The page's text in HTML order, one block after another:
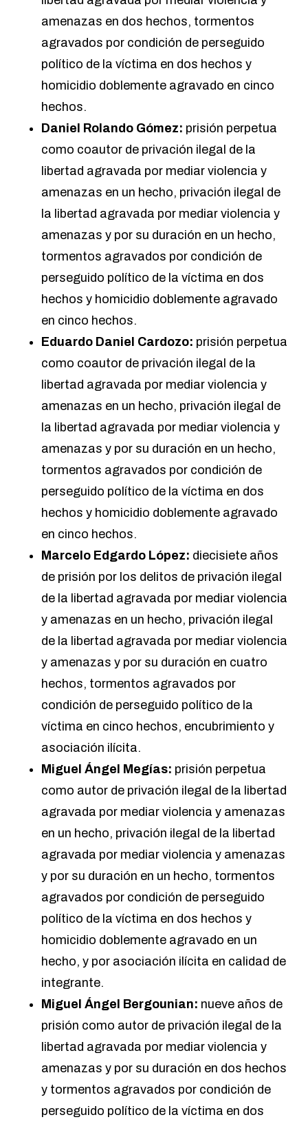
amenazas en dos hechos, tormentos
agravados por condición de perseguido
político de la víctima en dos hechos y
homicidio doblemente agravado en cinco
hechos.
Daniel Rolando Gómez: prisión perpetua
como coautor de privación ilegal de la
libertad agravada por mediar violencia y
amenazas en un hecho, privación ilegal de
la libertad agravada por mediar violencia y
amenazas y por su duración en un hecho,
tormentos agravados por condición de
perseguido político de la víctima en dos
hechos y homicidio doblemente agravado
en cinco hechos.
Eduardo Daniel Cardozo: prisión perpetua
como coautor de privación ilegal de la
libertad agravada por mediar violencia y
amenazas en un hecho, privación ilegal de
la libertad agravada por mediar violencia y
amenazas y por su duración en un hecho,
tormentos agravados por condición de
perseguido político de la víctima en dos
hechos y homicidio doblemente agravado
en cinco hechos.
Marcelo Edgardo López: diecisiete años
de prisión por los delitos de privación ilegal
de la libertad agravada por mediar violencia
y amenazas en un hecho, privación ilegal
de la libertad agravada por mediar violencia
y amenazas y por su duración en cuatro
hechos, tormentos agravados por
condición de perseguido político de la
víctima en cinco hechos, encubrimiento y
asociación ilícita.
Miguel Ángel Megías: prisión perpetua
como autor de privación ilegal de la libertad
agravada por mediar violencia y amenazas
en un hecho, privación ilegal de la libertad
agravada por mediar violencia y amenazas
y por su duración en un hecho, tormentos
agravados por condición de perseguido
político de la víctima en dos hechos y
homicidio doblemente agravado en un
hecho, y por asociación ilícita en calidad de
integrante.
Miguel Ángel Bergounian: nueve años de
prisión como autor de privación ilegal de la
libertad agravada por mediar violencia y
amenazas y por su duración en dos hechos
y tormentos agravados por condición de
perseguido político de la víctima en dos